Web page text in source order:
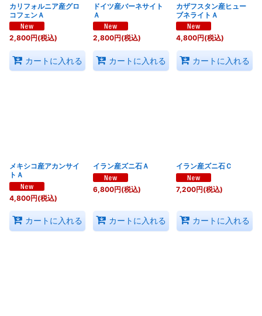
カリフォルニア産グロ
コフェンＡ
2,800円(税込)
カートに入れる
ドイツ産バーネサイト
Ａ
2,800円(税込)
カートに入れる
カザフスタン産ヒュー
ブネライトＡ
4,800円(税込)
カートに入れる
メキシコ産アカンサイ
トＡ
4,800円(税込)
カートに入れる
イラン産ズニ石Ａ
6,800円(税込)
カートに入れる
イラン産ズニ石Ｃ
7,200円(税込)
カートに入れる